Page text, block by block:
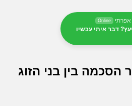
Online
דבר איתי עכשיו
הסכמה בין בני הזוג